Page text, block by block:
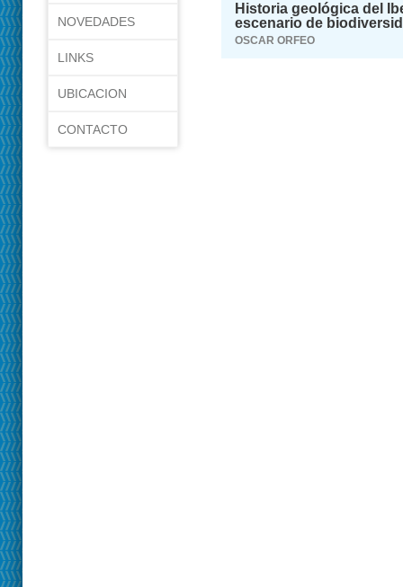
NOVEDADES
LINKS
UBICACION
CONTACTO
Historia geológica del
escenario de
OSCAR ORFEO